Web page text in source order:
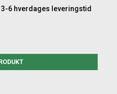
6 hverdages leveringstid